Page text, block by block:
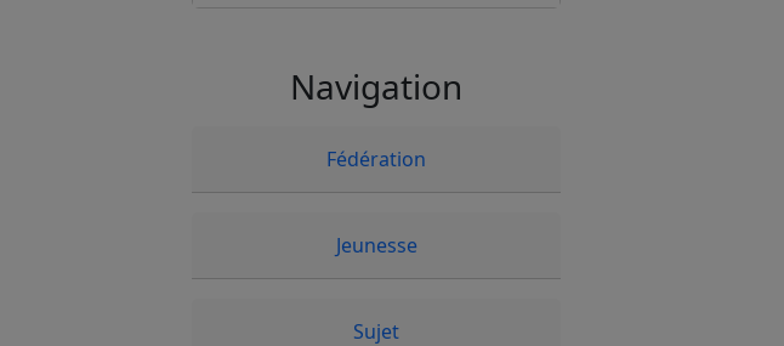
Navigation
Fédération
Jeunesse
Sujet